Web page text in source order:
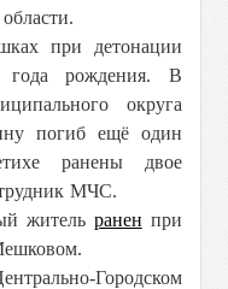
при детонации
рождения. В
округа
погиб ещё один
ранены двое
МЧС.
житель ранен при
Городском